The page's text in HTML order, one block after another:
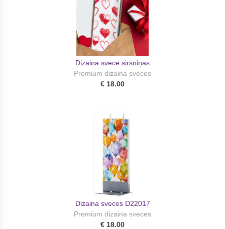
Dizaina svece sirsniņas
Premium dizaina sveces
€ 18.00
Dizaina sveces D22017
Premium dizaina sveces
€ 18.00